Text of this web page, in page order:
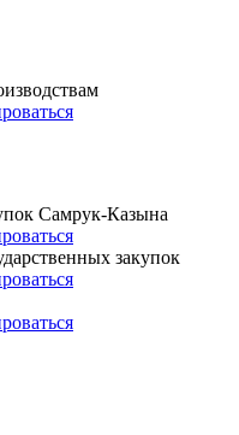
Самрук-Казына
закупок